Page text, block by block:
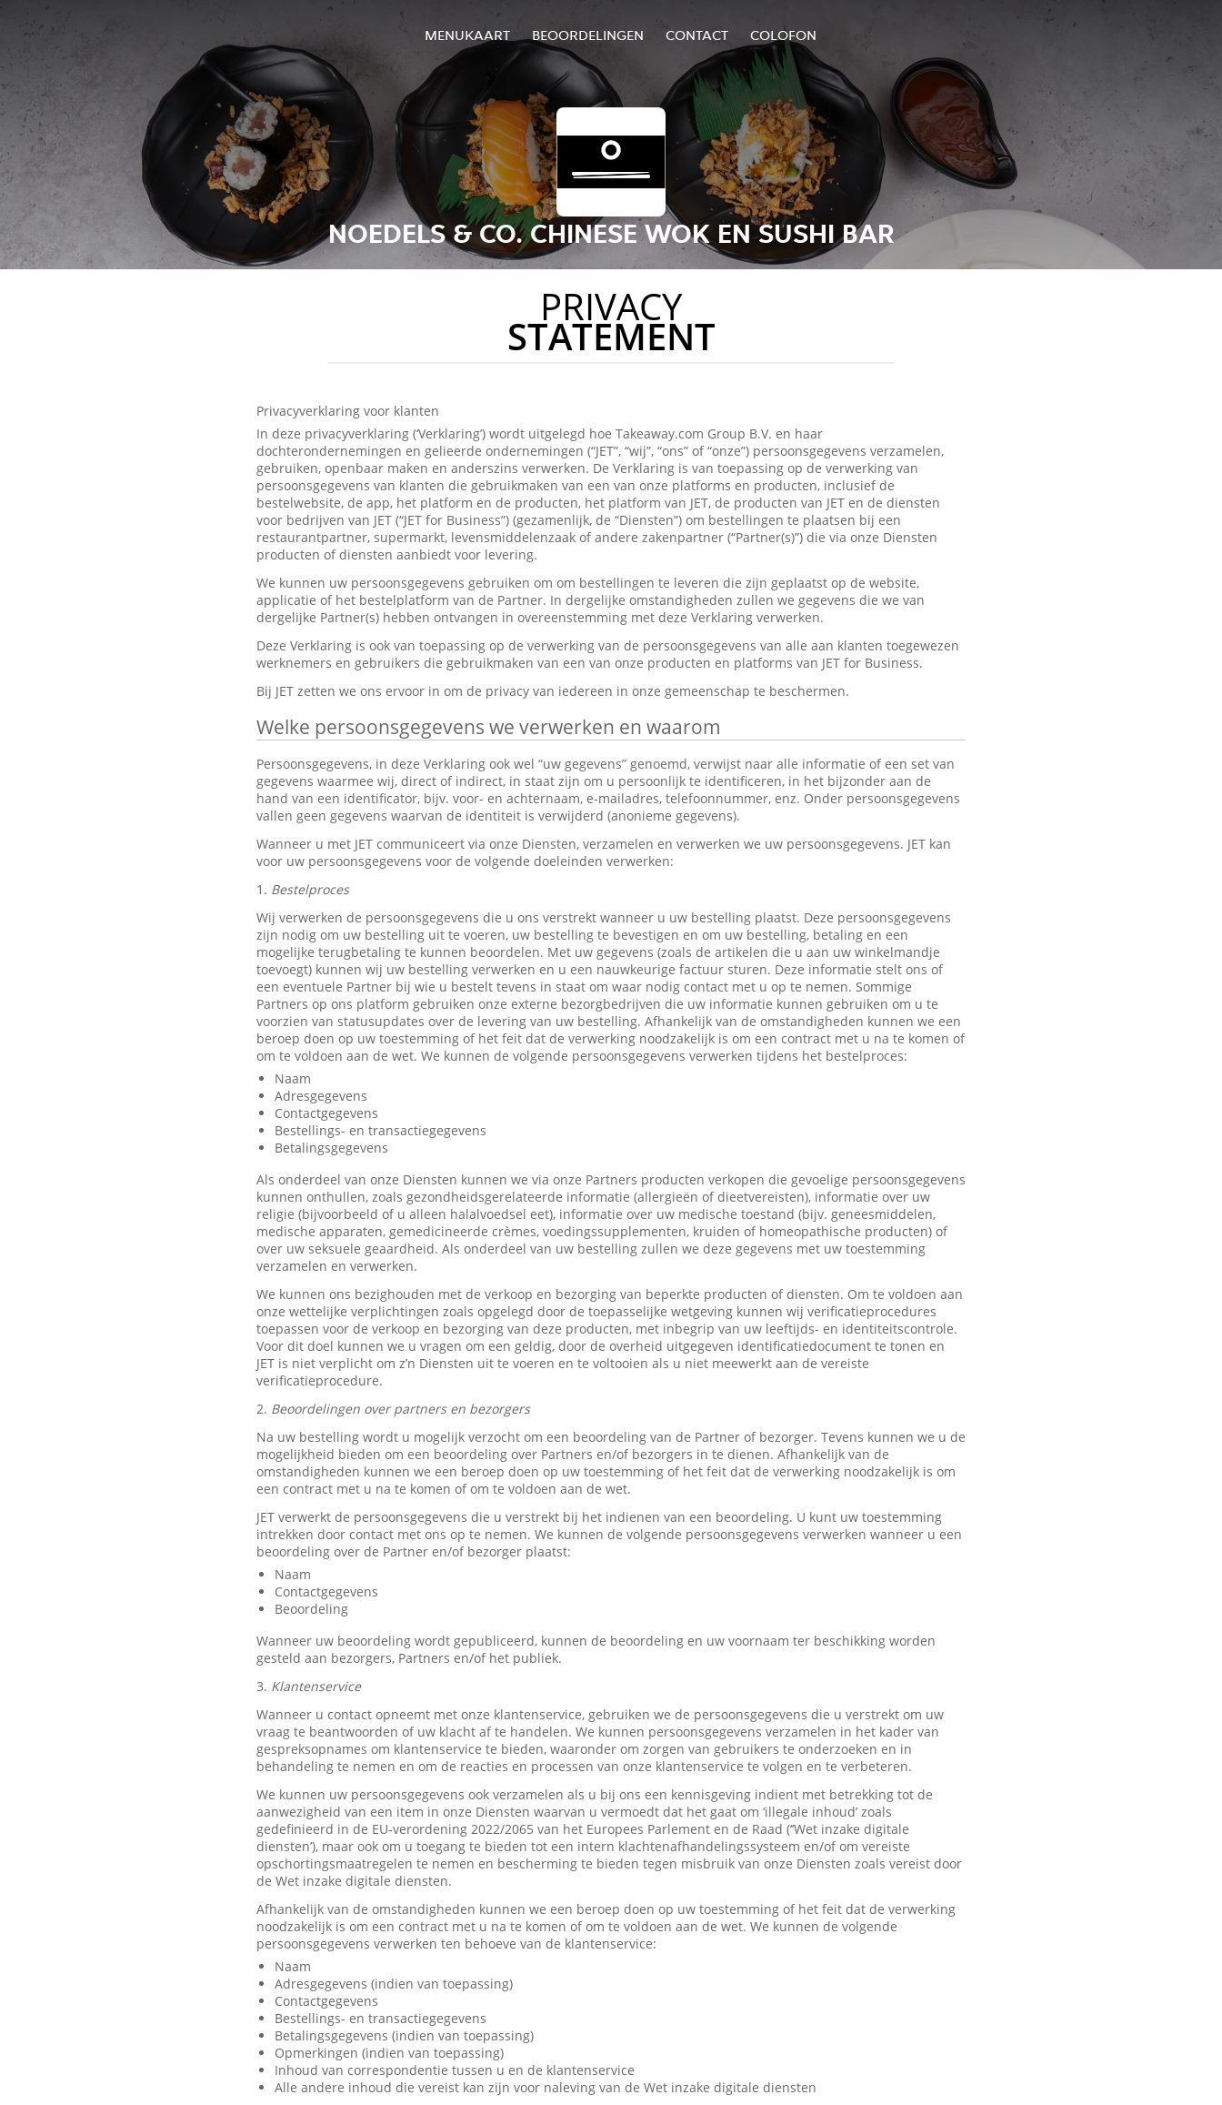
MENUKAART BEOORDELINGEN CONTACT COLOFON
NOEDELS & CO. CHINESE WOK EN SUSHI BAR
PRIVACY
STATEMENT
Privacyverklaring voor klanten
In deze privacyverklaring (‘Verklaring’) wordt uitgelegd hoe Takeaway.com Group B.V. en haar
dochterondernemingen en gelieerde ondernemingen (“JET”, “wij”, “ons” of “onze”) persoonsgegevens verzamelen,
gebruiken, openbaar maken en anderszins verwerken. De Verklaring is van toepassing op de verwerking van
persoonsgegevens van klanten die gebruikmaken van een van onze platforms en producten, inclusief de
bestelwebsite, de app, het platform en de producten, het platform van JET, de producten van JET en de diensten
voor bedrijven van JET (“JET for Business”) (gezamenlijk, de “Diensten”) om bestellingen te plaatsen bij een
restaurantpartner, supermarkt, levensmiddelenzaak of andere zakenpartner (“Partner(s)”) die via onze Diensten
producten of diensten aanbiedt voor levering.
We kunnen uw persoonsgegevens gebruiken om om bestellingen te leveren die zijn geplaatst op de website,
applicatie of het bestelplatform van de Partner. In dergelijke omstandigheden zullen we gegevens die we van
dergelijke Partner(s) hebben ontvangen in overeenstemming met deze Verklaring verwerken.
Deze Verklaring is ook van toepassing op de verwerking van de persoonsgegevens van alle aan klanten toegewezen
werknemers en gebruikers die gebruikmaken van een van onze producten en platforms van JET for Business.
Bij JET zetten we ons ervoor in om de privacy van iedereen in onze gemeenschap te beschermen.
Welke persoonsgegevens we verwerken en waarom
Persoonsgegevens, in deze Verklaring ook wel “uw gegevens” genoemd, verwijst naar alle informatie of een set van
gegevens waarmee wij, direct of indirect, in staat zijn om u persoonlijk te identificeren, in het bijzonder aan de
hand van een identificator, bijv. voor- en achternaam, e-mailadres, telefoonnummer, enz. Onder persoonsgegevens
vallen geen gegevens waarvan de identiteit is verwijderd (anonieme gegevens).
Wanneer u met JET communiceert via onze Diensten, verzamelen en verwerken we uw persoonsgegevens. JET kan
voor uw persoonsgegevens voor de volgende doeleinden verwerken:
1. Bestelproces
Wij verwerken de persoonsgegevens die u ons verstrekt wanneer u uw bestelling plaatst. Deze persoonsgegevens
zijn nodig om uw bestelling uit te voeren, uw bestelling te bevestigen en om uw bestelling, betaling en een
mogelijke terugbetaling te kunnen beoordelen. Met uw gegevens (zoals de artikelen die u aan uw winkelmandje
toevoegt) kunnen wij uw bestelling verwerken en u een nauwkeurige factuur sturen. Deze informatie stelt ons of
een eventuele Partner bij wie u bestelt tevens in staat om waar nodig contact met u op te nemen. Sommige
Partners op ons platform gebruiken onze externe bezorgbedrijven die uw informatie kunnen gebruiken om u te
voorzien van statusupdates over de levering van uw bestelling. Afhankelijk van de omstandigheden kunnen we een
beroep doen op uw toestemming of het feit dat de verwerking noodzakelijk is om een contract met u na te komen of
om te voldoen aan de wet. We kunnen de volgende persoonsgegevens verwerken tijdens het bestelproces:
Naam
Adresgegevens
Contactgegevens
Bestellings- en transactiegegevens
Betalingsgegevens
Als onderdeel van onze Diensten kunnen we via onze Partners producten verkopen die gevoelige persoonsgegevens
kunnen onthullen, zoals gezondheidsgerelateerde informatie (allergieën of dieetvereisten), informatie over uw
religie (bijvoorbeeld of u alleen halalvoedsel eet), informatie over uw medische toestand (bijv. geneesmiddelen,
medische apparaten, gemedicineerde crèmes, voedingssupplementen, kruiden of homeopathische producten) of
over uw seksuele geaardheid. Als onderdeel van uw bestelling zullen we deze gegevens met uw toestemming
verzamelen en verwerken.
We kunnen ons bezighouden met de verkoop en bezorging van beperkte producten of diensten. Om te voldoen aan
onze wettelijke verplichtingen zoals opgelegd door de toepasselijke wetgeving kunnen wij verificatieprocedures
toepassen voor de verkoop en bezorging van deze producten, met inbegrip van uw leeftijds- en identiteitscontrole.
Voor dit doel kunnen we u vragen om een geldig, door de overheid uitgegeven identificatiedocument te tonen en
JET is niet verplicht om z’n Diensten uit te voeren en te voltooien als u niet meewerkt aan de vereiste
verificatieprocedure.
2. Beoordelingen over partners en bezorgers
Na uw bestelling wordt u mogelijk verzocht om een beoordeling van de Partner of bezorger. Tevens kunnen we u de
mogelijkheid bieden om een beoordeling over Partners en/of bezorgers in te dienen. Afhankelijk van de
omstandigheden kunnen we een beroep doen op uw toestemming of het feit dat de verwerking noodzakelijk is om
een contract met u na te komen of om te voldoen aan de wet.
JET verwerkt de persoonsgegevens die u verstrekt bij het indienen van een beoordeling. U kunt uw toestemming
intrekken door contact met ons op te nemen. We kunnen de volgende persoonsgegevens verwerken wanneer u een
beoordeling over de Partner en/of bezorger plaatst:
Naam
Contactgegevens
Beoordeling
Wanneer uw beoordeling wordt gepubliceerd, kunnen de beoordeling en uw voornaam ter beschikking worden
gesteld aan bezorgers, Partners en/of het publiek.
3. Klantenservice
Wanneer u contact opneemt met onze klantenservice, gebruiken we de persoonsgegevens die u verstrekt om uw
vraag te beantwoorden of uw klacht af te handelen. We kunnen persoonsgegevens verzamelen in het kader van
gespreksopnames om klantenservice te bieden, waaronder om zorgen van gebruikers te onderzoeken en in
behandeling te nemen en om de reacties en processen van onze klantenservice te volgen en te verbeteren.
We kunnen uw persoonsgegevens ook verzamelen als u bij ons een kennisgeving indient met betrekking tot de
aanwezigheid van een item in onze Diensten waarvan u vermoedt dat het gaat om ‘illegale inhoud’ zoals
gedefinieerd in de EU-verordening 2022/2065 van het Europees Parlement en de Raad (‘’Wet inzake digitale
diensten’), maar ook om u toegang te bieden tot een intern klachtenafhandelingssysteem en/of om vereiste
opschortingsmaatregelen te nemen en bescherming te bieden tegen misbruik van onze Diensten zoals vereist door
de Wet inzake digitale diensten.
Afhankelijk van de omstandigheden kunnen we een beroep doen op uw toestemming of het feit dat de verwerking
noodzakelijk is om een contract met u na te komen of om te voldoen aan de wet. We kunnen de volgende
persoonsgegevens verwerken ten behoeve van de klantenservice:
Naam
Adresgegevens (indien van toepassing)
Contactgegevens
Bestellings- en transactiegegevens
Betalingsgegevens (indien van toepassing)
Opmerkingen (indien van toepassing)
Inhoud van correspondentie tussen u en de klantenservice
Alle andere inhoud die vereist kan zijn voor naleving van de Wet inzake digitale diensten